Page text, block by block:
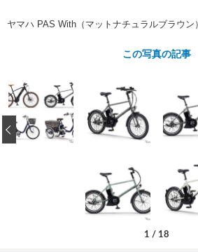
ヤマハ PAS With（マットナチュラルブラウン）
この写真の記事
1 / 18
‹